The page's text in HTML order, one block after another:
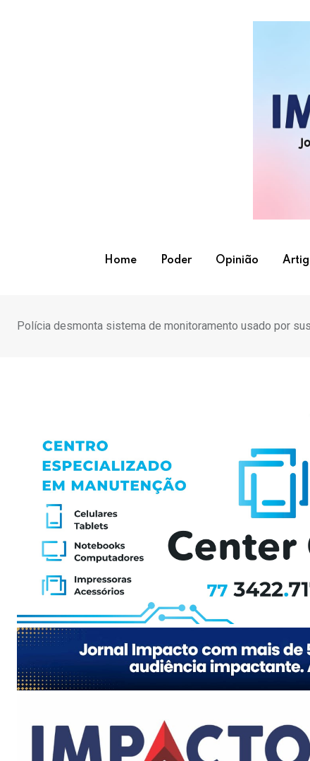
Home Poder Opinião
Polícia desmonta sistema de monitoramento usado por